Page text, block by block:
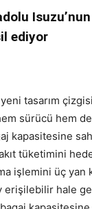
ediyor
tasarım
sürücü hem
kapasitesine
tüketimini
işlemini üç yan
erişilebilir hale